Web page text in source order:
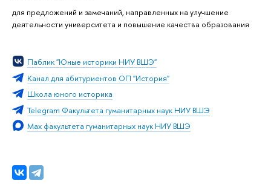
для предложений и замечаний, направленных на улучшение
деятельности университета и повышение качества образования
Паблик "Юные историки НИУ ВШЭ"
Канал для абитуриентов ОП "История"
Школа юного историка
Telegram Факультета гуманитарных наук НИУ ВШЭ
Max факультета гуманитарных наук НИУ ВШЭ